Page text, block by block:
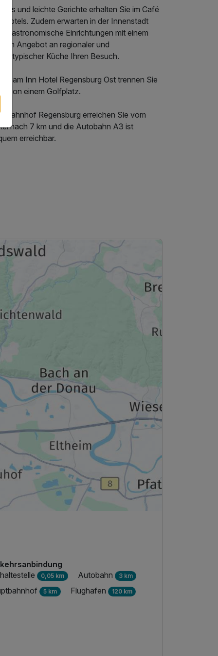
und leichte Gerichte erhalten Sie im Café
Hotels. Zudem erwarten in der Innenstadt
gastronomische Einrichtungen mit einem
Angebot an regionaler und
Küche Ihren Besuch.
Inn Hotel Regensburg Ost trennen Sie
von einem Golfplatz.
Bahnhof Regensburg erreichen Sie vom
nach 7 km und die Autobahn A3 ist
erreichbar.
0,05 km Autobahn 3 km
5 km Flughafen 120 km